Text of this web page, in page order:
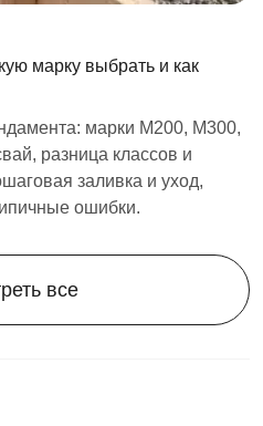
марку выбрать и как
марки М200, М300,
разница классов и
заливка и уход,
ошибки.
все